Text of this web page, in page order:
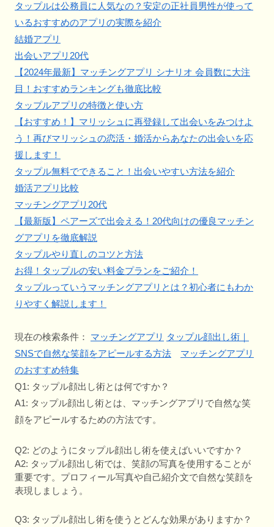
タップルは公務員に人気なの？安定の正社員男性が使って
いるおすすめのアプリの実際を紹介
結婚アプリ
出会いアプリ20代
【2024年最新】マッチングアプリ シナリオ 会員数に大注
目！おすすめランキングも徹底比較
タップルアプリの特徴と使い方
【おすすめ！】マリッシュに再登録して出会いをみつけよ
う！再びマリッシュの恋活・婚活からあなたの出会いを応
援します！
タップル無料でできること！出会いやすい方法を紹介
婚活アプリ比較
マッチングアプリ20代
【最新版】ペアーズで出会える！20代向けの優良マッチン
グアプリを徹底解説
タップルやり直しのコツと方法
お得！タップルの安い料金プランをご紹介！
タップルっていうマッチングアプリとは？初心者にもわか
りやすく解説します！
現在の検索条件： マッチングアプリ タップル顔出し術｜
SNSで自然な笑顔をアピールする方法
マッチングアプリ
のおすすめ特集
Q1: タップル顔出し術とは何ですか？
A1: タップル顔出し術とは、マッチングアプリで自然な笑
顔をアピールするための方法です。
Q2: どのようにタップル顔出し術を使えばいいですか？
A2: タップル顔出し術では、笑顔の写真を使用することが
重要です。プロフィール写真や自己紹介文で自然な笑顔を
表現しましょう。
Q3: タップル顔出し術を使うとどんな効果がありますか？